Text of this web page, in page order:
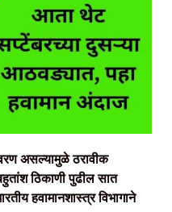
असल्यामुळे ठरावीक
ठिकाणी पुढील सात
हवामानशास्त्र विभागाने